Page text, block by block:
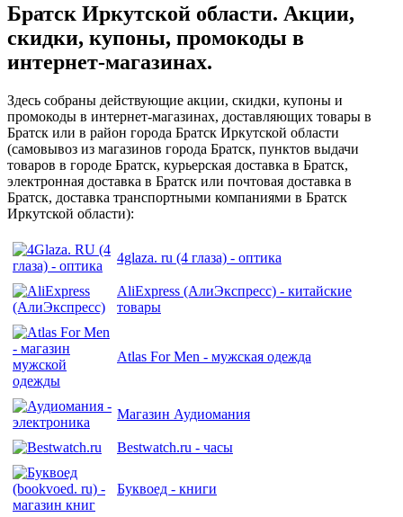
Братск Иркутской области. Акции,
скидки, купоны, промокоды в
интернет-магазинах.
Здесь собраны действующие акции, скидки, купоны и
промокоды в интернет-магазинах, доставляющих товары в
Братск или в район города Братск Иркутской области
(самовывоз из магазинов города Братск, пунктов выдачи
товаров в городе Братск, курьерская доставка в Братск,
электронная доставка в Братск или почтовая доставка в
Братск, доставка транспортными компаниями в Братск
Иркутской области):
4glaza. ru (4 глаза) - оптика
AliExpress (АлиЭкспресс) - китайские
товары
Atlas For Men - мужская одежда
Магазин Аудиомания
Bestwatch.ru - часы
Буквоед - книги